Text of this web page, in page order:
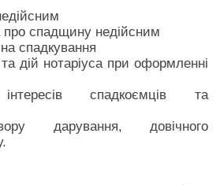
про спадщину недійсним
спадкування
дій нотаріуса при оформленні
інтересів спадкоємців та
дарування, довічного